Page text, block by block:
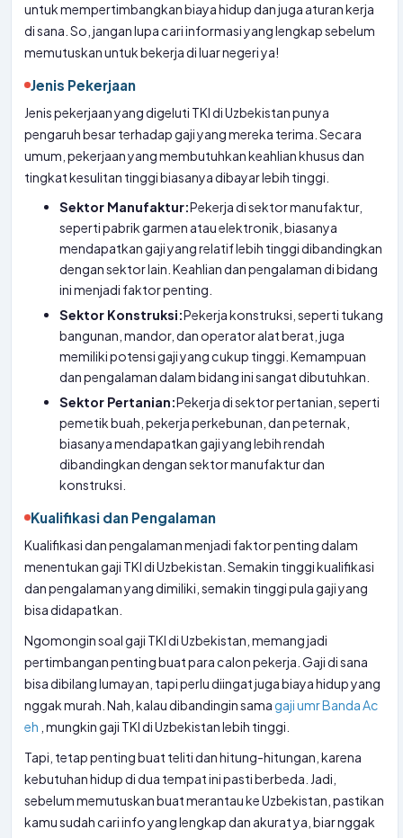
untuk mempertimbangkan biaya hidup dan juga aturan kerja
di sana. So, jangan lupa cari informasi yang lengkap sebelum
memutuskan untuk bekerja di luar negeri ya!
Jenis Pekerjaan
Jenis pekerjaan yang digeluti TKI di Uzbekistan punya
pengaruh besar terhadap gaji yang mereka terima. Secara
umum, pekerjaan yang membutuhkan keahlian khusus dan
tingkat kesulitan tinggi biasanya dibayar lebih tinggi.
Sektor Manufaktur:Pekerja di sektor manufaktur,
seperti pabrik garmen atau elektronik, biasanya
mendapatkan gaji yang relatif lebih tinggi dibandingkan
dengan sektor lain. Keahlian dan pengalaman di bidang
ini menjadi faktor penting.
Sektor Konstruksi:Pekerja konstruksi, seperti tukang
bangunan, mandor, dan operator alat berat, juga
memiliki potensi gaji yang cukup tinggi. Kemampuan
dan pengalaman dalam bidang ini sangat dibutuhkan.
Sektor Pertanian:Pekerja di sektor pertanian, seperti
pemetik buah, pekerja perkebunan, dan peternak,
biasanya mendapatkan gaji yang lebih rendah
dibandingkan dengan sektor manufaktur dan
konstruksi.
Kualifikasi dan Pengalaman
Kualifikasi dan pengalaman menjadi faktor penting dalam
menentukan gaji TKI di Uzbekistan. Semakin tinggi kualifikasi
dan pengalaman yang dimiliki, semakin tinggi pula gaji yang
bisa didapatkan.
Ngomongin soal gaji TKI di Uzbekistan, memang jadi
pertimbangan penting buat para calon pekerja. Gaji di sana
bisa dibilang lumayan, tapi perlu diingat juga biaya hidup yang
nggak murah. Nah, kalau dibandingin sama gaji umr Banda Ac
eh , mungkin gaji TKI di Uzbekistan lebih tinggi.
Tapi, tetap penting buat teliti dan hitung-hitungan, karena
kebutuhan hidup di dua tempat ini pasti berbeda. Jadi,
sebelum memutuskan buat merantau ke Uzbekistan, pastikan
kamu sudah cari info yang lengkap dan akurat ya, biar nggak